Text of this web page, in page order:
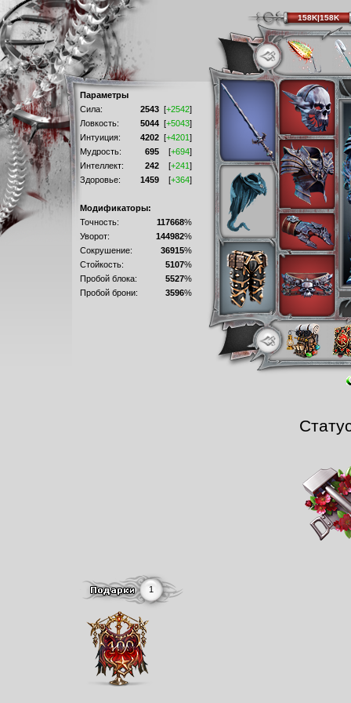
Параметры
Сила:
2543 [+2542]
Ловкость:
5044 [+5043]
Интуиция:
4202 [+4201]
Мудрость:
695 [+694]
Интеллект:
242 [+241]
Здоровье:
1459 [+364]
Модификаторы:
Точность:
117668%
Уворот:
144982%
Сокрушение:
36915%
Стойкость:
5107%
Пробой блока:
5527%
Пробой брони:
3596%
1
158K|158K